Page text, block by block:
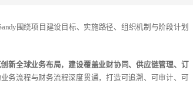
围绕项目建设目标、实施路径、组织机制与阶段计划
新全球业务布局，建设覆盖业财协同、供应链管理、订
务流程与财务流程深度贯通，打造可追溯、可审计、可